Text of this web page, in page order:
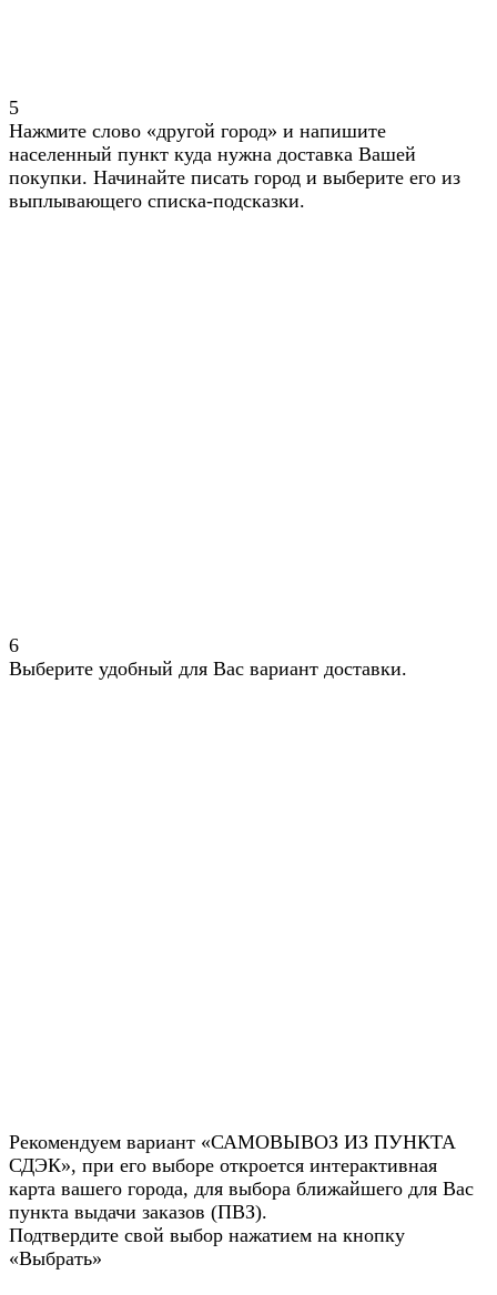
5
Нажмите слово «другой город» и напишите
населенный пункт куда нужна доставка Вашей
покупки. Начинайте писать город и выберите его из
выплывающего списка-подсказки.
6
Выберите удобный для Вас вариант доставки.
Рекомендуем вариант «САМОВЫВОЗ ИЗ ПУНКТА
СДЭК», при его выборе откроется интерактивная
карта вашего города, для выбора ближайшего для Вас
пункта выдачи заказов (ПВЗ).
Подтвердите свой выбор нажатием на кнопку
«Выбрать»